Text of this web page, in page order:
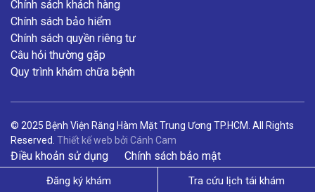
Đăng ký khám Tra cứu lịch tái khám
Chính sách khách hàng
Chính sách bảo hiểm
Chính sách quyền riêng tư
Câu hỏi thường gặp
Quy trình khám chữa bệnh
© 2025 Bệnh Viện Răng Hàm Mặt Trung Ương TP.HCM. All Rights
Reserved. Thiết kế web bởi Cánh Cam
Điều khoản sử dụng Chính sách bảo mật